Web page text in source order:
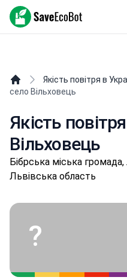
SaveEcoBot
Якість повітря в
село Вільховець
Якість
Вільховець
Бібpськa міська
Львівська область
?